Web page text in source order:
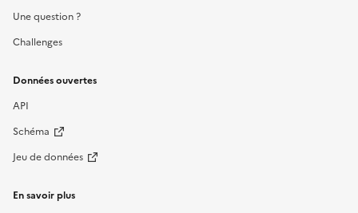
Une question ?
Challenges
Données ouvertes
API
Schéma
Jeu de données
En savoir plus